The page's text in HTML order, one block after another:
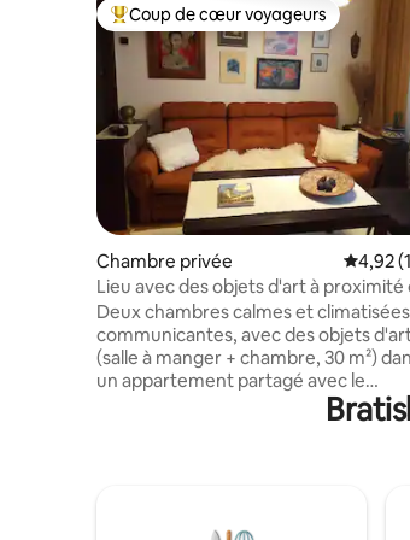
Coups de cœur voyageurs les plus
Coup de cœur voyageurs
Chambre privée
4,92
Lieu avec des objets d'art à proximité
centre-ville.
Deux chambres calmes et
communicantes, avec des objets
(salle à manger + chambre, 30 m²)
un appartement partagé avec le
propriétaire. Petite salle d'eau privée
WC accessibles depuis le hall